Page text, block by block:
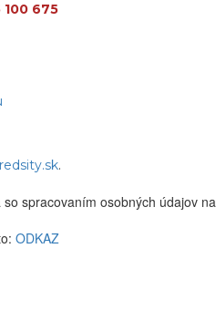
100 675
.
spracovaním osobných údajov na
ODKAZ